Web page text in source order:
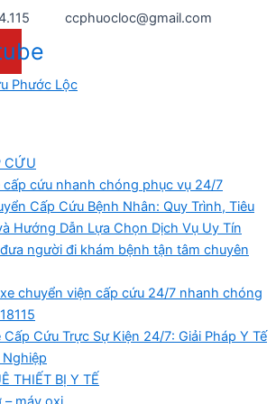
ccphuocloc@gmail.com
CỨU
cấp cứu nhanh chóng phục vụ 24/7
Cấp Cứu Bệnh Nhân: Quy Trình, Tiêu
Hướng Dẫn Lựa Chọn Dịch Vụ Uy Tín
người đi khám bệnh tận tâm chuyên
chuyển viện cấp cứu 24/7 nhanh chóng
Cấp Cứu Trực Sự Kiện 24/7: Giải Pháp Y Tế
THIẾT BỊ Y TẾ